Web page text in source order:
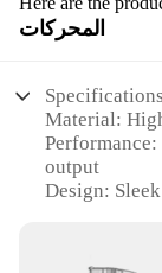
المحركات
Material:
output
Design:
Type: